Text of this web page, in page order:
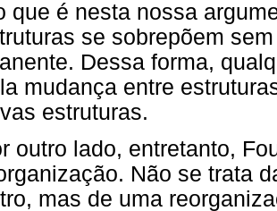
que é nesta nossa
se sobrepõem
Dessa forma,
mudança entre
estruturas.
outro lado, entretanto,
Não se trata
mas de uma